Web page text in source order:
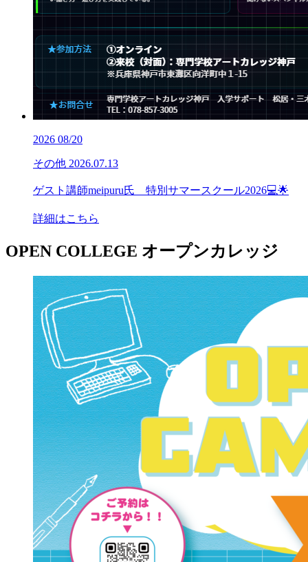
2026 08/20
その他 2026.07.13
ゲスト講師meipuru氏 特別サマースクール2026💻🌟
詳細はこちら
OPEN COLLEGE オープンカレッジ